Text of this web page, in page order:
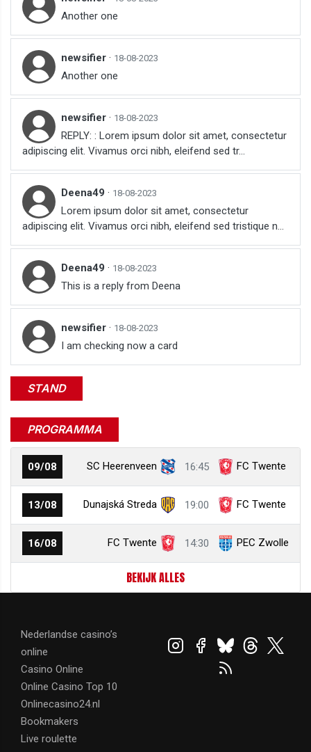
Another one
newsifier · 18-08-2023
Another one
newsifier · 18-08-2023
REPLY: : Lorem ipsum dolor sit amet, consectetur
adipiscing elit. Vivamus orci nibh, eleifend sed tr...
Deena49 · 18-08-2023
Lorem ipsum dolor sit amet, consectetur
adipiscing elit. Vivamus orci nibh, eleifend sed tristique n...
Deena49 · 18-08-2023
This is a reply from Deena
newsifier · 18-08-2023
I am checking now a card
STAND
PROGRAMMA
09/08 SC Heerenveen 16:45 FC Twente
13/08 Dunajská Streda 19:00 FC Twente
16/08 FC Twente 14:30 PEC Zwolle
BEKIJK ALLES
Nederlandse casino’s
online
Casino Online
Online Casino Top 10
Onlinecasino24.nl
Bookmakers
Live roulette